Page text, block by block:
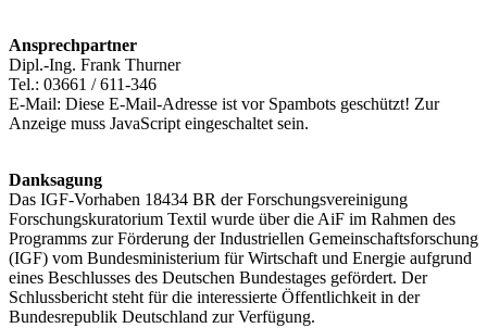
Ansprechpartner
Dipl.-Ing. Frank Thurner
Tel.: 03661 / 611-346
E-Mail: Diese E-Mail-Adresse ist vor Spambots geschützt! Zur
Anzeige muss JavaScript eingeschaltet sein.
Danksagung
Das IGF-Vorhaben 18434 BR der Forschungsvereinigung
Forschungskuratorium Textil wurde über die AiF im Rahmen des
Programms zur Förderung der Industriellen Gemeinschaftsforschung
(IGF) vom Bundesministerium für Wirtschaft und Energie aufgrund
eines Beschlusses des Deutschen Bundestages gefördert. Der
Schlussbericht steht für die interessierte Öffentlichkeit in der
Bundesrepublik Deutschland zur Verfügung.